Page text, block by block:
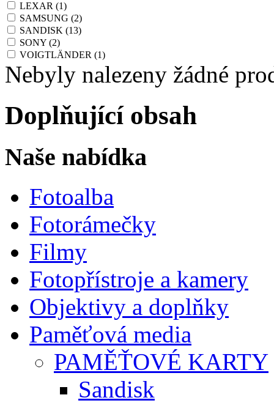
LEXAR (1)
SAMSUNG (2)
SANDISK (13)
SONY (2)
VOIGTLÄNDER (1)
Nebyly nalezeny žádné
Doplňující obsah
Naše nabídka
Fotoalba
Fotorámečky
Filmy
Fotopřístroje a kamery
Objektivy a doplňky
Paměťová media
PAMĚŤOVÉ KARTY
Sandisk